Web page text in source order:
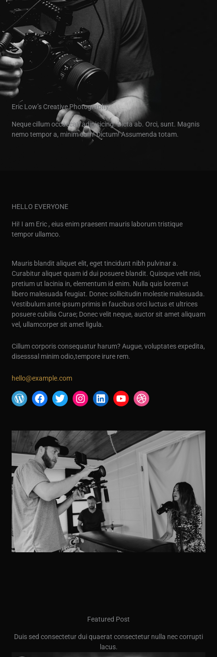
Eric Low’s Creative Photography
Neque cillum occaecati adipisicing. Dicta ab. Orci, sunt. Magnis
nemo tempor a, minim cum! Dictum! Assumenda totam.
HELLO EVERYONE
Hi! I am Eric , eius enim praesent mauris laborum tristique
tempor ullamco.
Mauris blandit aliquet elit, eget tincidunt nibh pulvinar a.
Curabitur aliquet quam id dui posuere blandit. Quisque velit nisi,
pretium ut lacinia in, elementum id enim. Nulla quis lorem ut
libero malesuada feugiat. Donec sollicitudin molestie malesuada.
Vestibulum ante ipsum primis in faucibus orci luctus et ultrices
posuere cubilia Curae; Donec velit neque, auctor sit amet aliquam
vel, ullamcorper sit amet ligula.
Cillum corporis consequatur harum? Augue, voluptates expedita,
disesssal minim odio,tempore irure rem.
hello@example.com
Featured Post
Duis sed consectetur dui quaerat consectetur nulla nec corrupti
lacus.